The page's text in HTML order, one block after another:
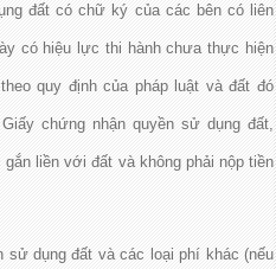
đất có chữ ký của các bên có liên
có hiệu lực thi hành chưa thực hiện
quy định của pháp luật và đất đó
chứng nhận quyền sử dụng đất,
liền với đất và không phải nộp tiền
sử dụng đất và các loại phí khác (nếu